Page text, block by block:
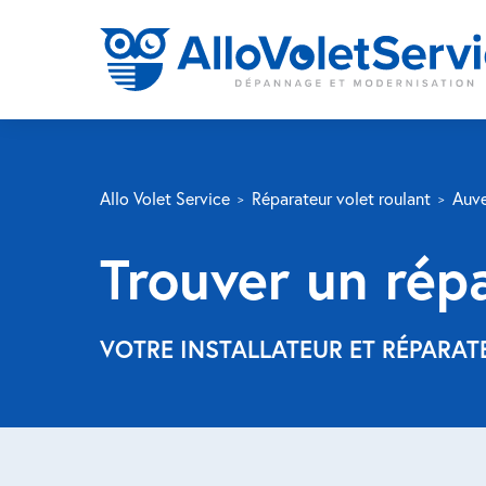
Allo Volet Service Réparateur volet roulant
Trouver un
VOTRE INSTALLATEUR ET